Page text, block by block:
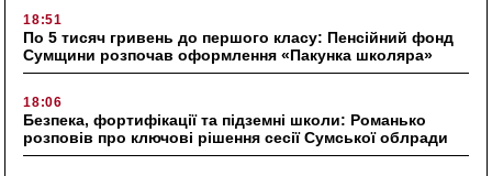
18:51
По 5 тисяч гривень до першого класу: Пенсійний фонд
Сумщини розпочав оформлення «Пакунка школяра»
18:06
Безпека, фортифікації та підземні школи: Романько
розповів про ключові рішення сесії Сумської облради